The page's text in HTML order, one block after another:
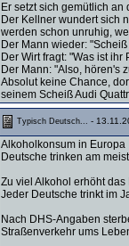
Er setzt sich gemütlich
Der Kellner wundert sich
werden schon unruhig,
Der Mann wieder:
Der Wirt fragt: "Was ist ihr
Der Mann: "Also, hören's
Absolut keine Chance,
seinem Scheiß Audi
Typisch Deutsch... -
Alkoholkonsum in Europa
Deutsche trinken am
Zu viel Alkohol erhöht das
Jeder Deutsche trinkt im
Nach DHS-Angaben
Straßenverkehr ums